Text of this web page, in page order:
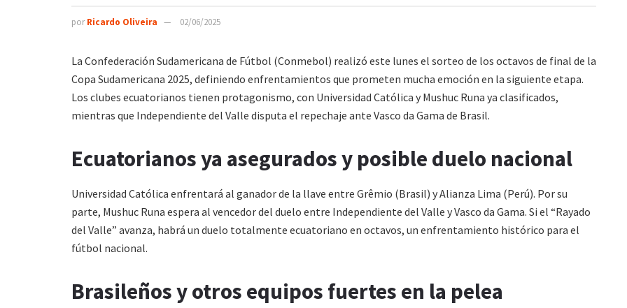
por Ricardo Oliveira 02/06/2025
La Confederación Sudamericana de Fútbol (Conmebol) realizó este lunes el sorteo de los octavos de final de la
Copa Sudamericana 2025, definiendo enfrentamientos que prometen mucha emoción en la siguiente etapa.
Los clubes ecuatorianos tienen protagonismo, con Universidad Católica y Mushuc Runa ya clasificados,
mientras que Independiente del Valle disputa el repechaje ante Vasco da Gama de Brasil.
Ecuatorianos ya asegurados y posible duelo nacional
Universidad Católica enfrentará al ganador de la llave entre Grêmio (Brasil) y Alianza Lima (Perú). Por su
parte, Mushuc Runa espera al vencedor del duelo entre Independiente del Valle y Vasco da Gama. Si el “Rayado
del Valle” avanza, habrá un duelo totalmente ecuatoriano en octavos, un enfrentamiento histórico para el
fútbol nacional.
Brasileños y otros equipos fuertes en la pelea